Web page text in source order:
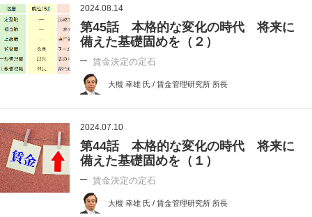
2024.08.14
第45話 本格的な変化の時代 将来に
備えた基礎固めを（２）
賃金決定の定石
大槻 幸雄 氏 / 賃金管理研究所 所長
2024.07.10
第44話 本格的な変化の時代 将来に
備えた基礎固めを（１）
賃金決定の定石
大槻 幸雄 氏 / 賃金管理研究所 所長